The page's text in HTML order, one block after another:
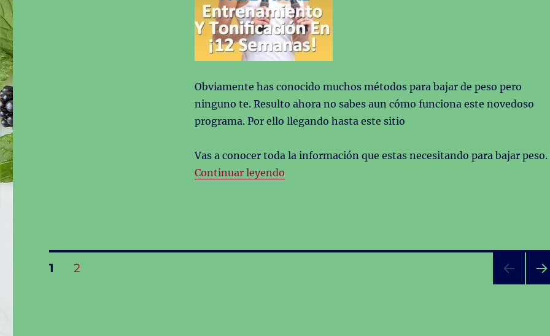
Obviamente has conocido muchos métodos para bajar de peso pero
ninguno te. Resulto ahora no sabes aun cómo funciona este novedoso
programa. Por ello llegando hasta este sitio
Vas a conocer toda la información que estas necesitando para bajar peso.
Continuar leyendo«Sistema Venus Que Nos trae para Bajar Peso»
Paginación
PÁGINA
1 PÁGINA
2